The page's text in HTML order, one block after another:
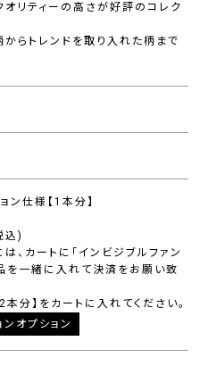
リティーの高さが好評のコレク
らトレンドを取り入れた柄まで
ン仕様【1本分】
込)
、カートに「インビジブルファン
を一緒に入れて決済をお願い致
分】をカートに入れてください。
オプション